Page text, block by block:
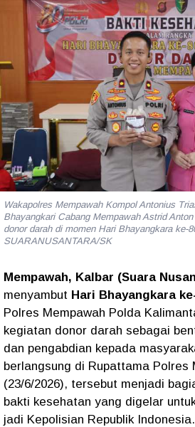
Wakapolres Mempawah Kompol Antonius
Bhayangkari Cabang Mempawah Astrid
donor darah di momen Hari Bhayangkara ke-
SUARANUSANTARA/SK
Mempawah, Kalbar (Suara
menyambut Hari Bhayangkara
Polres Mempawah Polda
kegiatan donor darah sebagai
dan pengabdian kepada
berlangsung di Rupattama Polres
(23/6/2026), tersebut menjadi
bakti kesehatan yang digelar
jadi Kepolisian Republik Indonesia.